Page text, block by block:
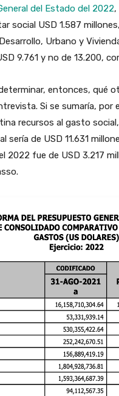
del Estado del 2022
social USD 1.587
Urbano y
9.761 y no de 13.200,
entonces, qué
Si se sumaría, por
recursos al gasto
de USD 11.631
2022 fue de USD 3.217